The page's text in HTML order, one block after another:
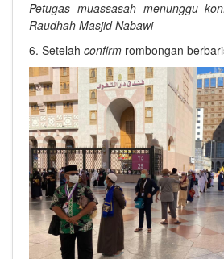
Petugas muassasah menunggu
Raudhah Masjid Nabawi
6. Setelah confirm rombongan